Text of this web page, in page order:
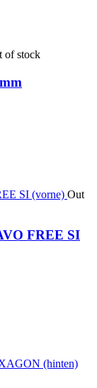
of stock
Out
FREE SI